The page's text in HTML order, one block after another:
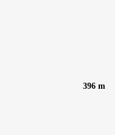
396 m